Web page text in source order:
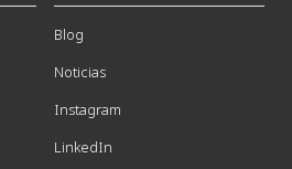
Blog
Noticias
Instagram
LinkedIn